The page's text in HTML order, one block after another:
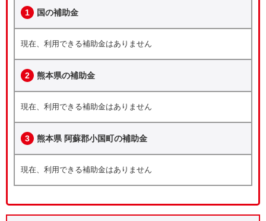
1 国の補助金
現在、利用できる補助金はありません
2 熊本県の補助金
現在、利用できる補助金はありません
3 熊本県 阿蘇郡小国町の補助金
現在、利用できる補助金はありません